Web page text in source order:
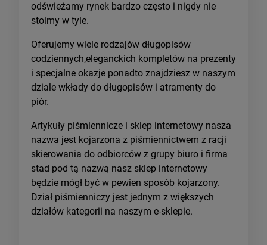
odświeżamy rynek bardzo często i nigdy nie
stoimy w tyle.
Oferujemy wiele rodzajów długopisów
codziennych,eleganckich kompletów na prezenty
i specjalne okazje ponadto znajdziesz w naszym
dziale wkłady do długopisów i atramenty do
piór.
Artykuły piśmiennicze i sklep internetowy nasza
nazwa jest kojarzona z piśmiennictwem z racji
skierowania do odbiorców z grupy biuro i firma
stad pod tą nazwą nasz sklep internetowy
będzie mógł być w pewien sposób kojarzony.
Dział piśmienniczy jest jednym z większych
działów kategorii na naszym e-sklepie.